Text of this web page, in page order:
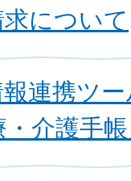
について
連携ツ
・介護手